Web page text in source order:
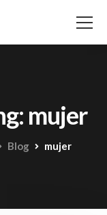
mujer
Blog mujer